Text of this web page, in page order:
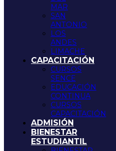
MAR
SAN
ANTONIO
LOS
ANDES
LIMACHE
CAPACITACIÓN
CURSOS
SENCE
EDUCACIÓN
CONTINUA
CURSOS
CAPACITACIÓN
ADMISIÓN
BIENESTAR
ESTUDIANTIL